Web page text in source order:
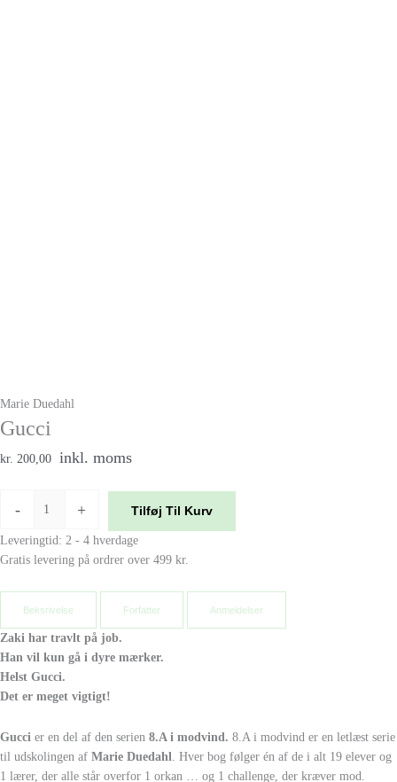
Marie Duedahl
Gucci
kr. 200,00 inkl. moms
- + Tilføj Til Kurv
Leveringtid: 2 - 4 hverdage
Gratis levering på ordrer over 499 kr.
Beksrivelse Forfatter Anmeldelser
Zaki har travlt på job.
Han vil kun gå i dyre mærker.
Helst Gucci.
Det er meget vigtigt!
Gucci er en del af den serien 8.A i modvind. 8.A i modvind er en letlæst serie
til udskolingen af Marie Duedahl . Hver bog følger én af de i alt 19 elever og
1 lærer, der alle står overfor 1 orkan … og 1 challenge, der kræver mod.